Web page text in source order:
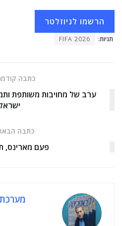
הרשמו לניוזלטר
תגיות: FIFA 2026
כתבה
ערב של מחויבות משותפת
כתבה
פעם מארינס,